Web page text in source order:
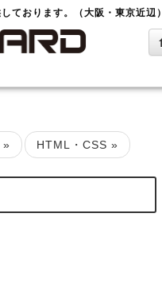
ております。（大阪・東京近辺）
» HTML・CSS »